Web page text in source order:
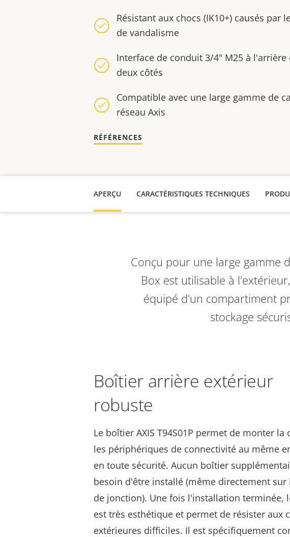
Résistant aux chocs (IK10+) causés par
de vandalisme
Interface de conduit 3/4" M25 à l'arrière
deux côtés
Compatible avec une large gamme de
réseau Axis
RÉFÉRENCES
APERÇU CARACTÉRISTIQUES TECHNIQUES
Conçu pour une large gamme
Box est utilisable à
équipé d'un compartiment
stockage
Boîtier arrière extérieur
robuste
Le boîtier AXIS T94S01P permet de monter la
les périphériques de connectivité au même
en toute sécurité. Aucun boîtier
besoin d'être installé (même directement sur
de jonction). Une fois l'installation terminée,
est très esthétique et permet de résister aux
extérieures difficiles. Il est spécifiquement